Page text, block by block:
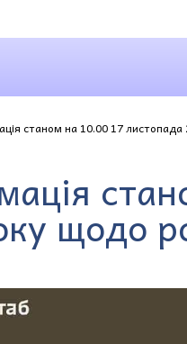
станом на 10.00 17 листопада
щодо